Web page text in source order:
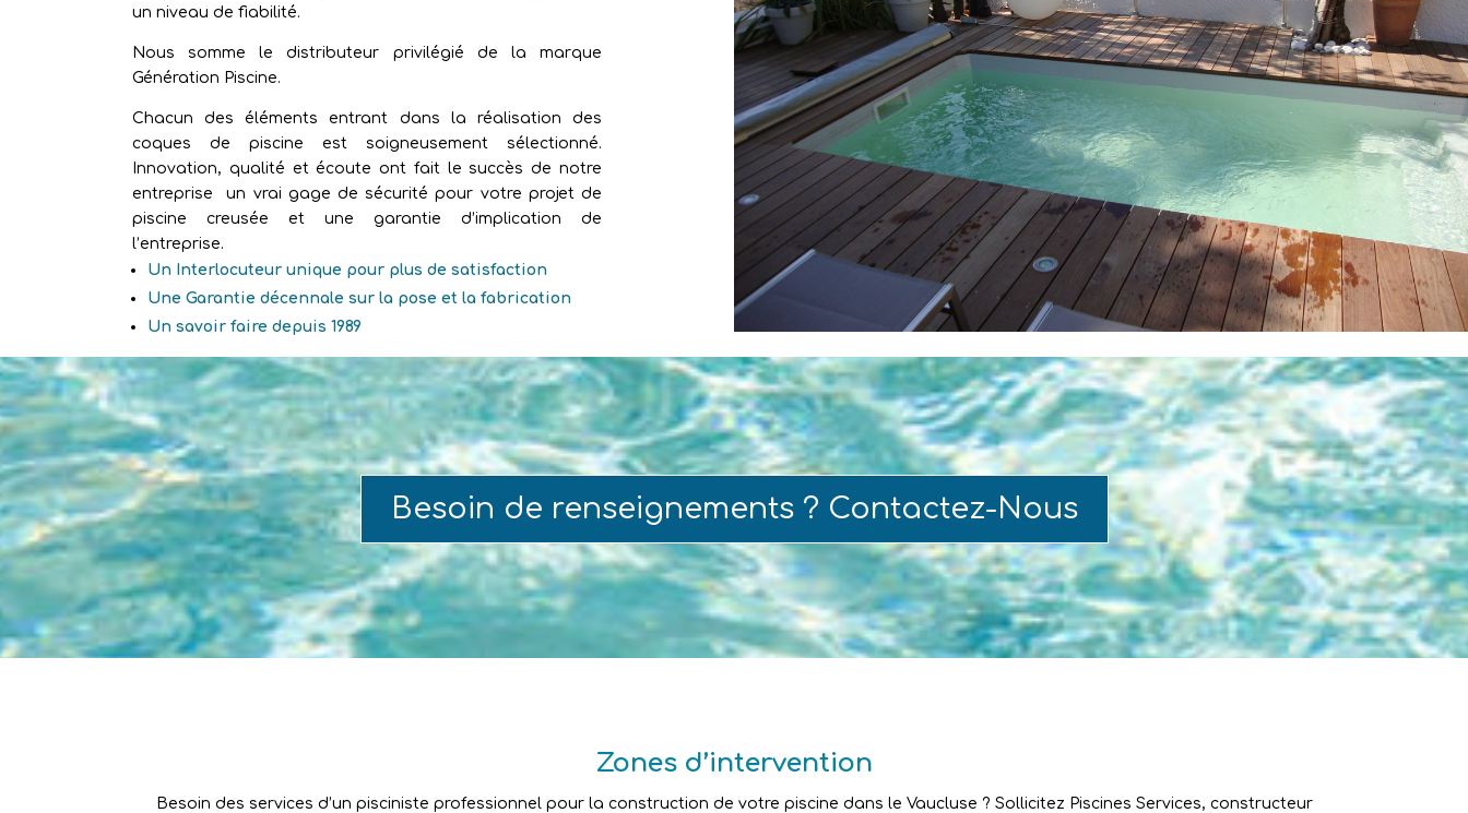
un niveau de fiabilité.
Nous somme le distributeur privilégié de la marque
Génération Piscine.
Chacun des éléments entrant dans la réalisation des
coques de piscine est soigneusement sélectionné.
Innovation, qualité et écoute ont fait le succès de notre
entreprise un vrai gage de sécurité pour votre projet de
piscine creusée et une garantie d’implication de
l’entreprise.
Un Interlocuteur unique pour plus de satisfaction
Une Garantie décennale sur la pose et la fabrication
Un savoir faire depuis 1989
Besoin de renseignements ? Contactez-Nous
Zones d’intervention
Besoin des services d’un pisciniste professionnel pour la construction de votre piscine dans le Vaucluse ? Sollicitez Piscines Services, constructeur